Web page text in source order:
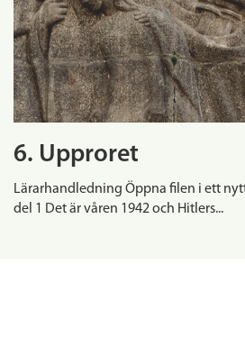
6. Upproret
Lärarhandledning Öppna filen i ett
del 1 Det är våren 1942 och Hitlers...